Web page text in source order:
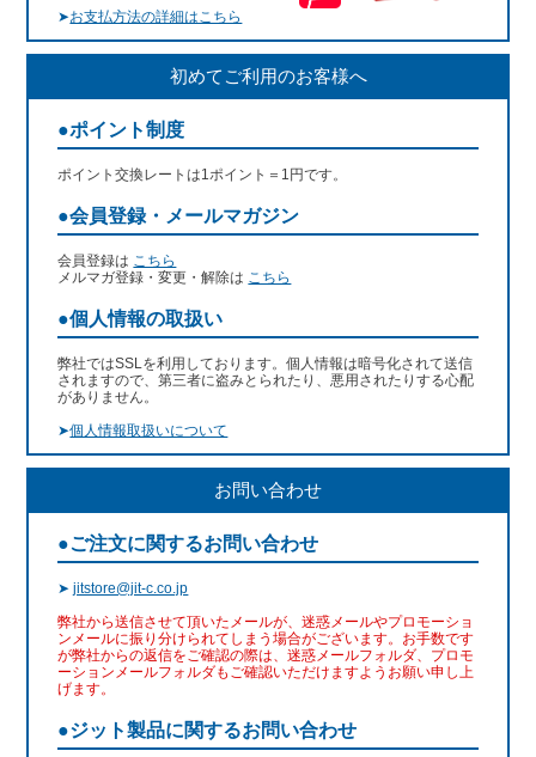
➤お支払方法の詳細はこちら
初めてご利用のお客様へ
●ポイント制度
ポイント交換レートは1ポイント＝1円です。
●会員登録・メールマガジン
会員登録は こちら
メルマガ登録・変更・解除は こちら
●個人情報の取扱い
弊社ではSSLを利用しております。個人情報は暗号化されて送信
されますので、第三者に盗みとられたり、悪用されたりする心配
がありません。
➤個人情報取扱いについて
お問い合わせ
●ご注文に関するお問い合わせ
➤jitstore@jit-c.co.jp
弊社から送信させて頂いたメールが、迷惑メールやプロモーショ
ンメールに振り分けられてしまう場合がございます。お手数です
が弊社からの返信をご確認の際は、迷惑メールフォルダ、プロモ
ーションメールフォルダもご確認いただけますようお願い申し上
げます。
●ジット製品に関するお問い合わせ